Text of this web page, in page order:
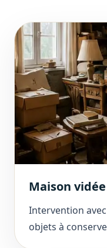
Maison
Intervention
objets à